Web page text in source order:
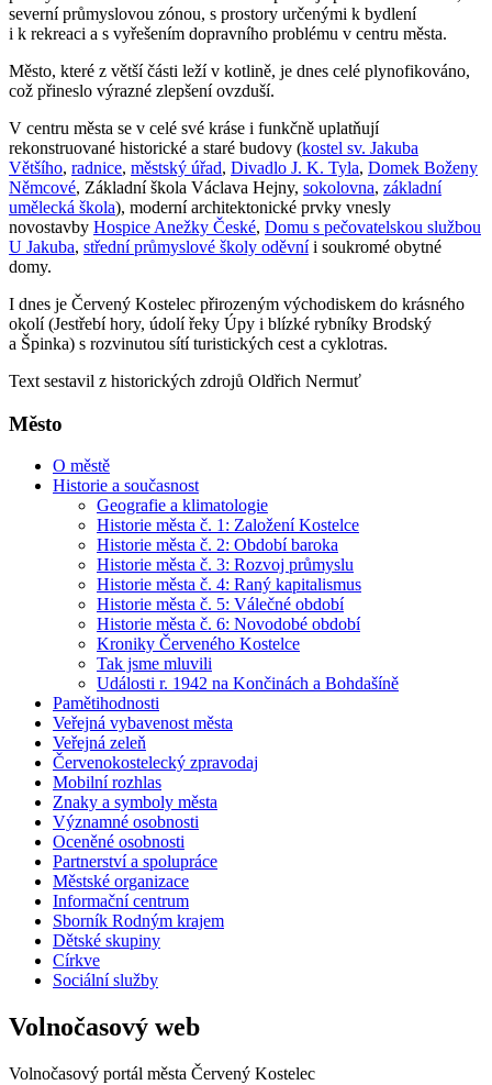
severní průmyslovou zónou, s prostory určenými k bydlení
i k rekreaci a s vyřešením dopravního problému v centru města.
Město, které z větší části leží v kotlině, je dnes celé plynofikováno,
což přineslo výrazné zlepšení ovzduší.
V centru města se v celé své kráse i funkčně uplatňují
rekonstruované historické a staré budovy (kostel sv. Jakuba
Většího, radnice, městský úřad, Divadlo J. K. Tyla, Domek Boženy
Němcové, Základní škola Václava Hejny, sokolovna, základní
umělecká škola), moderní architektonické prvky vnesly
novostavby Hospice Anežky České, Domu s pečovatelskou službou
U Jakuba, střední průmyslové školy oděvníi soukromé obytné
domy.
I dnes je Červený Kostelec přirozeným východiskem do krásného
okolí (Jestřebí hory, údolí řeky Úpy i blízké rybníky Brodský
a Špinka) s rozvinutou sítí turistických cest a cyklotras.
Text sestavil z historických zdrojů Oldřich Nermuť
Město
O městě
Historie a současnost
Geografie a klimatologie
Historie města č. 1: Založení Kostelce
Historie města č. 2: Období baroka
Historie města č. 3: Rozvoj průmyslu
Historie města č. 4: Raný kapitalismus
Historie města č. 5: Válečné období
Historie města č. 6: Novodobé období
Kroniky Červeného Kostelce
Tak jsme mluvili
Události r. 1942 na Končinách a Bohdašíně
Pamětihodnosti
Veřejná vybavenost města
Veřejná zeleň
Červenokostelecký zpravodaj
Mobilní rozhlas
Znaky a symboly města
Významné osobnosti
Oceněné osobnosti
Partnerství a spolupráce
Městské organizace
Informační centrum
Sborník Rodným krajem
Dětské skupiny
Církve
Sociální služby
Volnočasový web
Volnočasový portál města Červený Kostelec